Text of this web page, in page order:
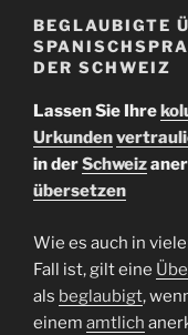
BEGLAUBIGTE
DER SCHWEIZ
Lassen Sie Ihre
Urkunden
in derSchweiz
übersetzen
Wie es auch in
Fall ist, gilt eine
als beglaubigt,
einem amtlich